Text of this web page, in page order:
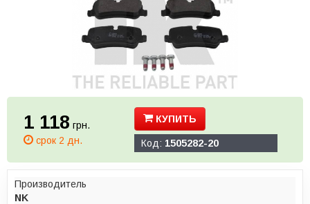
1 118 грн.
срок 2 дн.
КУПИТЬ
Код: 1505282-20
Производитель
NK